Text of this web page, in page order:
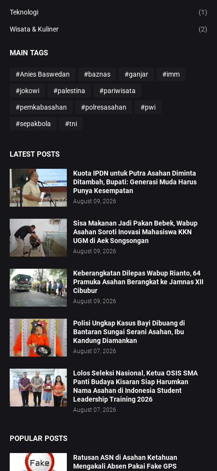
Teknologi (1)
Wisata & Kuliner (2)
MAIN TAGS
#Anies Baswedan #baznas #ganjar #imm
#jokowi #palestina #pariwisata
#pemkabasahan #polresasahan #pwi
#sepakbola #tni
LATEST POSTS
Kuota IPDN untuk Putra Asahan Diminta
Ditambah, Bupati: Generasi Muda Harus
Punya Kesempatan
August 09, 2026
Sisa Makanan Jadi Pakan Bebek, Wabup
Asahan Soroti Inovasi Mahasiswa KKN
UGM di Aek Songsongan
August 09, 2026
Keberangkatan Dilepas Wabup Rianto, 64
Pramuka Asahan Berangkat ke Jamnas XII
Cibubur
August 09, 2026
Polisi Ungkap Kasus Bayi Dibuang di
Bantaran Sungai Serani Asahan, Ibu
Kandung Diamankan
August 07, 2026
Lolos Seleksi Nasional, Ketua OSIS SMA
Panti Budaya Kisaran Siap Harumkan
Nama Asahan di Indonesia Student
Leadership Training 2026
August 07, 2026
POPULAR POSTS
Ratusan ASN di Asahan Ketahuan
Mengakali Absen Pakai Fake GPS